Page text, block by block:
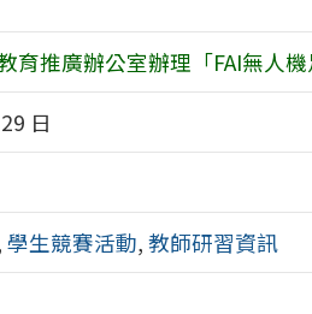
育推廣辦公室辦理「FAI無人機
日
學生競賽活動, 教師研習資訊